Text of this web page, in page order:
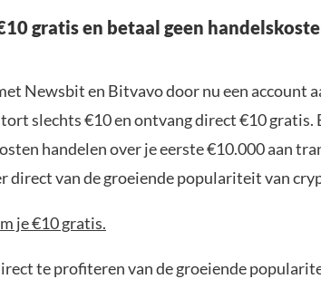
gratis en betaal geen
Newsbit en Bitvavo door nu een account
slechts €10 en ontvang direct €10 gratis.
handelen over je eerste €10.000 aan
direct van de groeiende populariteit van
je €10 gratis.
te profiteren van de groeiende